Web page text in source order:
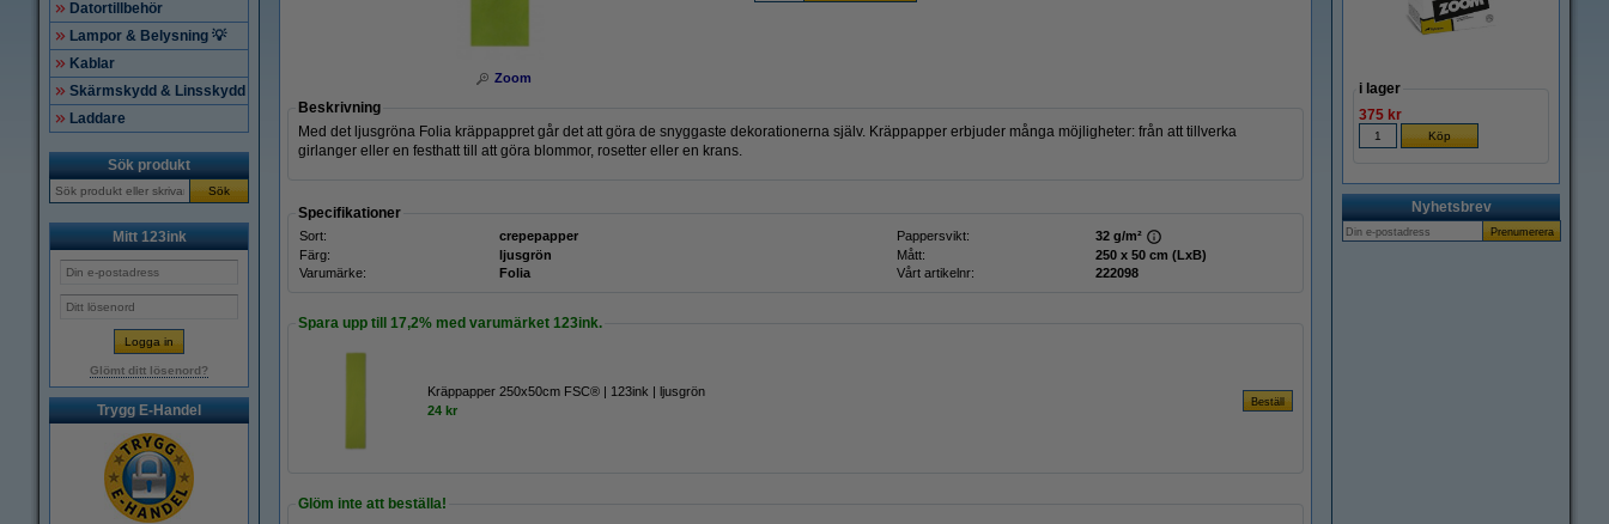
Datortillbehör
Lampor & Belysning 💡
Kablar
Skärmskydd & Linsskydd
Laddare
Sök produkt
Sök
Mitt 123ink
Glömt ditt lösenord?
Trygg E-Handel
Zoom
Beskrivning
Med det ljusgröna Folia kräppappret går det att göra de snyggaste dekorationerna själv. Kräppapper erbjuder många möjligheter: från att tillverka
girlanger eller en festhatt till att göra blommor, rosetter eller en krans.
Specifikationer
Sort: crepepapper Pappersvikt:
32 g/m²
Färg:
ljusgrön Mått:
250 x 50 cm (LxB)
Varumärke:
Folia Vårt artikelnr: 222098
Spara upp till 17,2% med varumärket 123ink.
Kräppapper 250x50cm FSC® | 123ink | ljusgrön
24 kr
Glöm inte att beställa!
i lager
375 kr
Nyhetsbrev